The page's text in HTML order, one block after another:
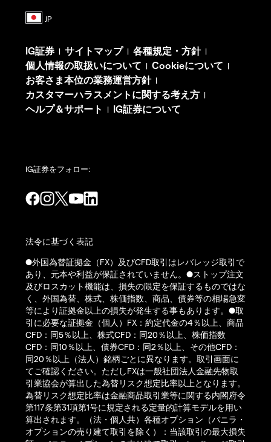
IG証券 | サイトマップ| 各種規定・方針|
個人情報の取扱いについて | Cookieについて |
お客さま本位の業務運営方針|
カスタマーハラスメントに関する考え方 |
ヘルプ＆サポート | IG証券について
IG証券をフォロー:
法令に基づく表記
●外国為替証拠金（FX）及びCFD取引はレバレッジ取引で
あり、元本や利益が保証されていません。●ストップ注文
及びロスカット機能は、損失の限定を保証するものではな
く、外国為替、株式、株価指数、商品、債券等の相場急変
等により証拠金以上の損失が発生する事もあります。●取
引に必要な証拠金（個人）FX：約定代金の4％以上、商品
CFD：同5％以上、株式CFD：同20％以上、株価指数
CFD：同10％以上、債券CFD：同2％以上、その他CFD：
同20％以上（法人）銘柄ごとに異なります。取引画面に
てご確認ください。ただしFXは一般社団法人金融先物取
引業協会が算出した為替リスク想定比率以上となります。
為替リスク想定比率は金融商品取引業等に関する内閣府令
第117条第31項第1号に規定される定量的計算モデルを用い
算出されます。（法・個人共）各種オプション（バニラ・
オプションの売り建て取引を除く）：当該取引の最大損失